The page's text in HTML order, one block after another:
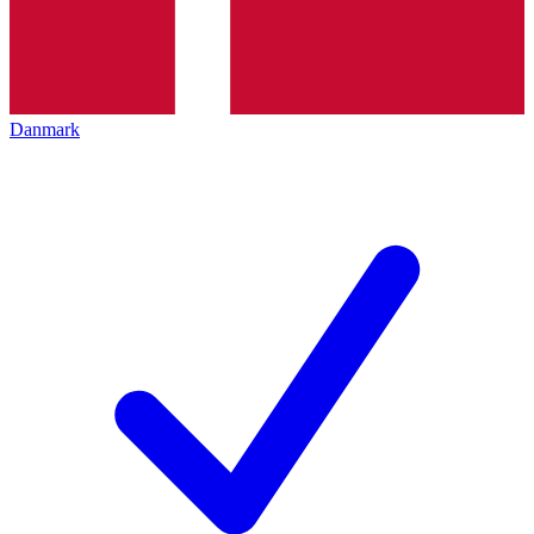
Danmark